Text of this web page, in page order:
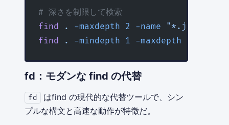
# 深さを制限して検索
find . -maxdepth 2 -name "*.json"
find . -mindepth 1 -maxdepth
fd：モダンな find の代替
fd
はfind の現代的な代替ツールで、シン
プルな構文と高速な動作が特徴だ。